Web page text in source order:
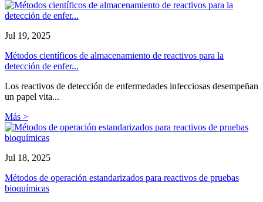
Jul 19, 2025
Métodos científicos de almacenamiento de reactivos para la
detección de enfer...
Los reactivos de detección de enfermedades infecciosas desempeñan
un papel vita...
Más >
Jul 18, 2025
Métodos de operación estandarizados para reactivos de pruebas
bioquímicas